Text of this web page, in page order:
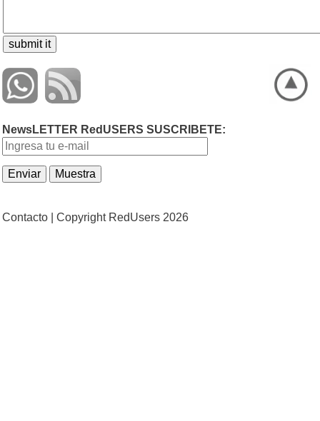
NewsLETTER RedUSERS SUSCRIBETE:
Contacto | Copyright RedUsers 2026